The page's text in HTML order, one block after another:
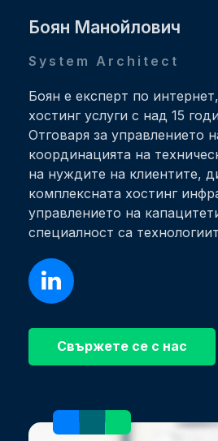
Боян Манойлович
System Architect
Боян е експерт по
хостинг услуги с над 15
Отговаря за управлението
координацията на
на нуждите на клиентите,
комплексната хостинг
управлението на
специалност са
Свържете се с нас